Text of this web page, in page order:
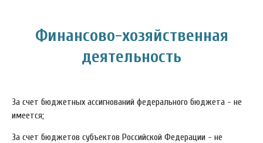
Финансово-хозяйственная
деятельность
За счет бюджетных ассигнований федерального бюджета - не
имеется;
За счет бюджетов субъектов Российской Федерации - не